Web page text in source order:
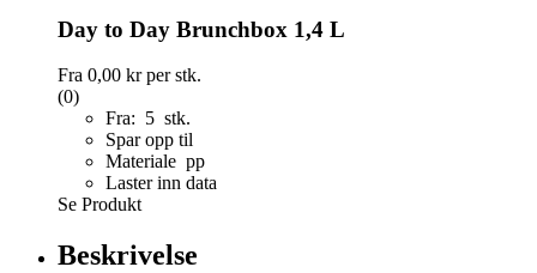
Day to Day Brunchbox 1,4 L
Fra 0,00 krper stk.
(0)
Fra: 5 stk.
Spar opp til
Materiale pp
Laster inn data
Se Produkt
Beskrivelse